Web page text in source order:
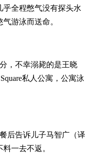
乎全程憋气没有探头水
游泳而送命。
，不幸溺毙的是王晓
私人公寓，公寓泳
后告诉儿子马智广（译
一去不返。